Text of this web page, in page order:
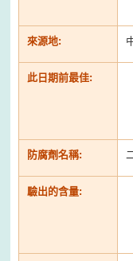
來源地:
此日期前最佳:
防腐劑名稱:
驗出的含量: